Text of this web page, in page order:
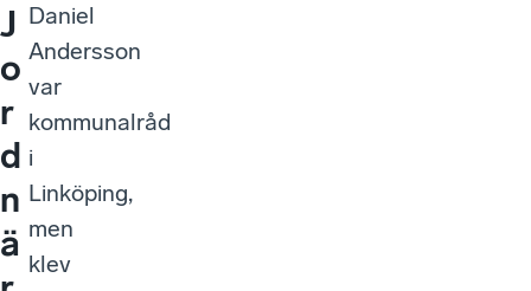
J
o
r
d
n
ä
Daniel
Andersson
var
kommunalråd
i
Linköping,
men
klev